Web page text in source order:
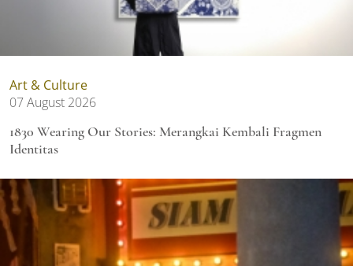
Art & Culture
07 August 2026
1830 Wearing Our Stories: Merangkai Kembali Fragmen
Identitas